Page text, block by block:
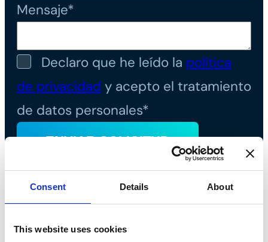
Consent Details About
This website uses cookies
Mensaje*
Declaro que he leído la política
de privacidad y acepto el tratamiento
de datos personales*